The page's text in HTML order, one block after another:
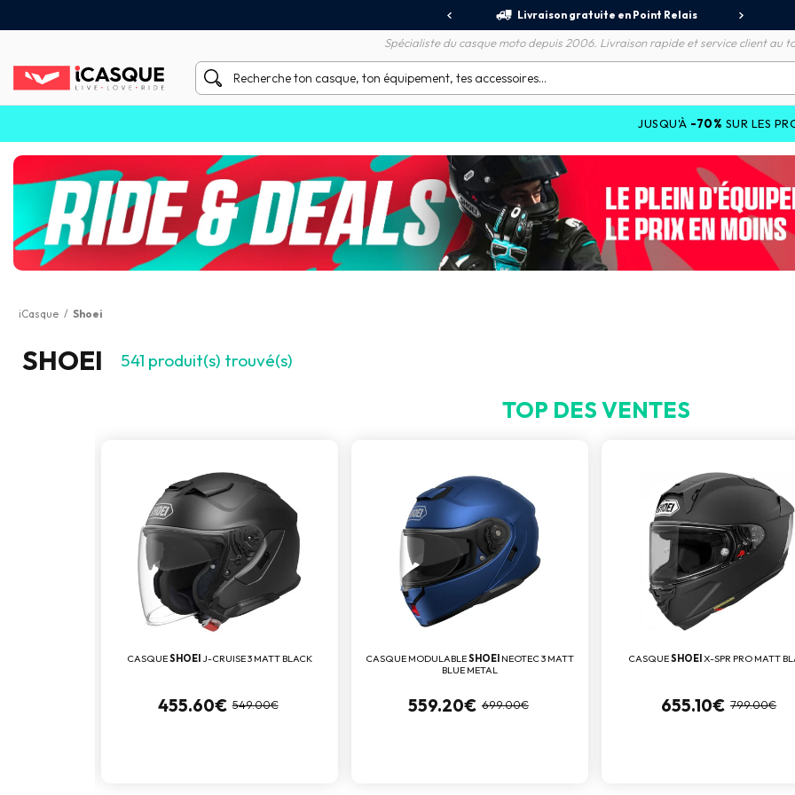
Livraison gratuite en Point Relais
Spécialiste du casque moto depuis 2006. Livraison rapide et service client au
SUR LES PROMOTIONS ET
iCasque / Shoei
SHOEI 541 produit(s) trouvé(s)
TOP DES VENTES
CASQUESHOEI J-CRUISE 3 MATT BLACK
455.60€ 549.00€
CASQUE MODULABLESHOEI NEOTEC 3 MATT
BLUE METAL
559.20€ 699.00€
CASQUESHOEIX-SPR PRO MATT
655.10€ 799.00€